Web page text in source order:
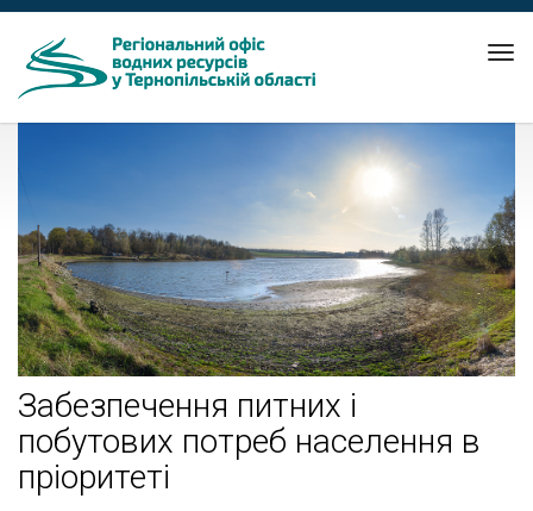
Забезпечення питних і
побутових потреб населення в
пріоритеті